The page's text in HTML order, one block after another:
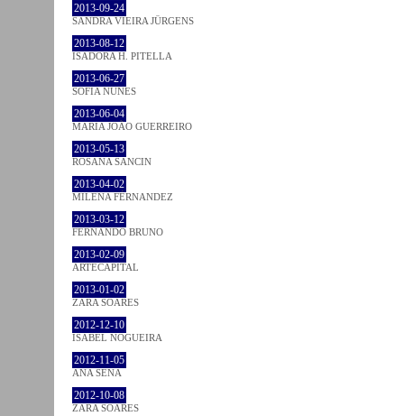
2013-09-24
SANDRA VIEIRA JÜRGENS
2013-08-12
ISADORA H. PITELLA
2013-06-27
SOFIA NUNES
2013-06-04
MARIA JOÃO GUERREIRO
2013-05-13
ROSANA SANCIN
2013-04-02
MILENA FÉRNANDEZ
2013-03-12
FERNANDO BRUNO
2013-02-09
ARTECAPITAL
2013-01-02
ZARA SOARES
2012-12-10
ISABEL NOGUEIRA
2012-11-05
ANA SENA
2012-10-08
ZARA SOARES